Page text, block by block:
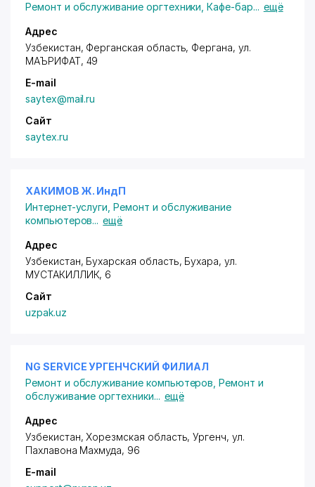
Ремонт и обслуживание оргтехники ,Кафе-бар... ещё
Адрес
Узбекистан, Ферганская область, Фергана, ул.
МАЪРИФАТ, 49
E-mail
saytex@mail.ru
Сайт
saytex.ru
ХАКИМОВ Ж. ИндП
Интернет-услуги ,Ремонт и обслуживание
компьютеров... ещё
Адрес
Узбекистан, Бухарская область, Бухара,ул.
МУСТАКИЛЛИК, 6
Сайт
uzpak.uz
NG SERVICE УРГЕНЧСКИЙ ФИЛИАЛ
Ремонт и обслуживание компьютеров ,Ремонт и
обслуживание оргтехники... ещё
Адрес
Узбекистан, Хорезмская область, Ургенч, ул.
Пахлавона Махмуда, 96
E-mail